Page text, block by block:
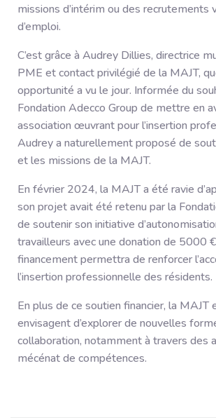
missions d’intérim ou des recrutements
d’emploi.
C’est grâce à Audrey Dillies, directrice
PME et contact privilégié de la MAJT,
opportunité a vu le jour. Informée du
Fondation Adecco Group de mettre en
association œuvrant pour l’insertion
Audrey a naturellement proposé de
et les missions de la MAJT.
En février 2024, la MAJT a été ravie
son projet avait été retenu par la
de soutenir son initiative
travailleurs avec une donation de 5000
financement permettra de renforcer
l’insertion professionnelle des résidents.
En plus de ce soutien financier, la MAJT
envisagent d’explorer de nouvelles
collaboration, notamment à travers des
mécénat de compétences.